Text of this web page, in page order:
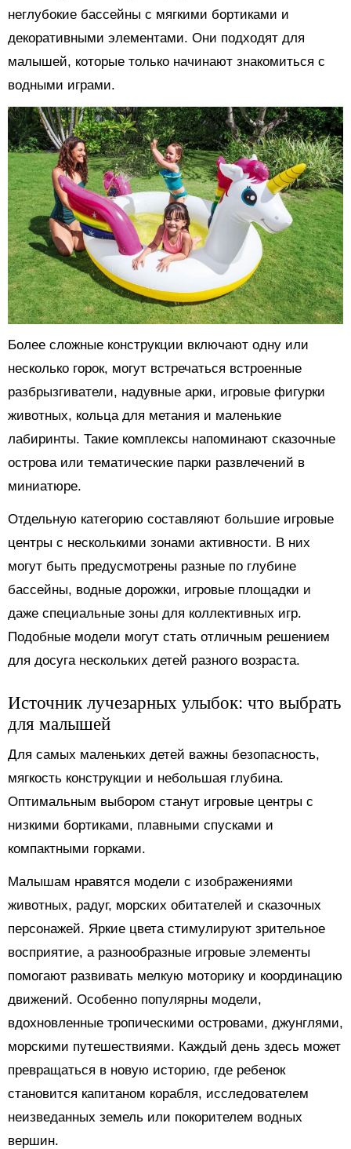
неглубокие бассейны с мягкими бортиками и
декоративными элементами. Они подходят для
малышей, которые только начинают знакомиться с
водными играми.
Более сложные конструкции включают одну или
несколько горок, могут встречаться встроенные
разбрызгиватели, надувные арки, игровые фигурки
животных, кольца для метания и маленькие
лабиринты. Такие комплексы напоминают сказочные
острова или тематические парки развлечений в
миниатюре.
Отдельную категорию составляют большие игровые
центры с несколькими зонами активности. В них
могут быть предусмотрены разные по глубине
бассейны, водные дорожки, игровые площадки и
даже специальные зоны для коллективных игр.
Подобные модели могут стать отличным решением
для досуга нескольких детей разного возраста.
Источник лучезарных улыбок: что выбрать
для малышей
Для самых маленьких детей важны безопасность,
мягкость конструкции и небольшая глубина.
Оптимальным выбором станут игровые центры с
низкими бортиками, плавными спусками и
компактными горками.
Малышам нравятся модели с изображениями
животных, радуг, морских обитателей и сказочных
персонажей. Яркие цвета стимулируют зрительное
восприятие, а разнообразные игровые элементы
помогают развивать мелкую моторику и координацию
движений. Особенно популярны модели,
вдохновленные тропическими островами, джунглями,
морскими путешествиями. Каждый день здесь может
превращаться в новую историю, где ребенок
становится капитаном корабля, исследователем
неизведанных земель или покорителем водных
вершин.